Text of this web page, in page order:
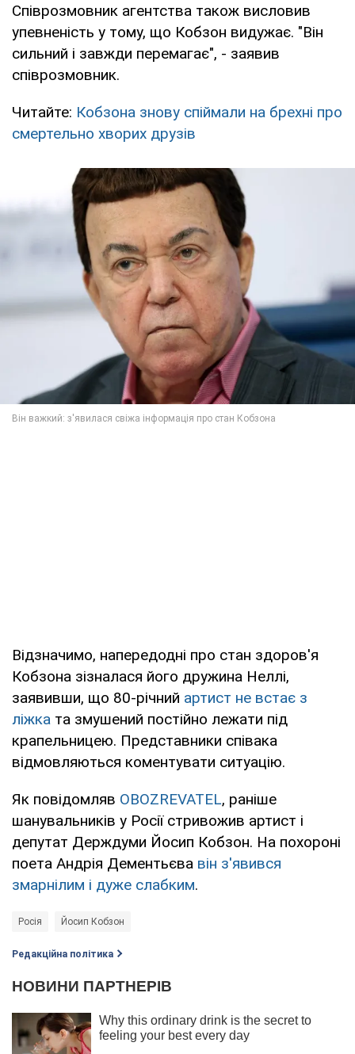
Співрозмовник агентства також висловив
упевненість у тому, що Кобзон видужає. "Він
сильний і завжди перемагає", - заявив
співрозмовник.
Читайте: Кобзона знову спіймали на брехні про
смертельно хворих друзів
Відзначимо, напередодні про стан здоров'я
Кобзона зізналася його дружина Неллі,
заявивши, що 80-річний артист не встає з
ліжка та змушений постійно лежати під
крапельницею. Представники співака
відмовляються коментувати ситуацію.
Як повідомляв OBOZREVATEL, раніше
шанувальників у Росії стривожив артист і
депутат Держдуми Йосип Кобзон. На похороні
поета Андрія Дементьєва він з'явився
змарнілим і дуже слабким.
Росія Йосип Кобзон
Редакційна політика